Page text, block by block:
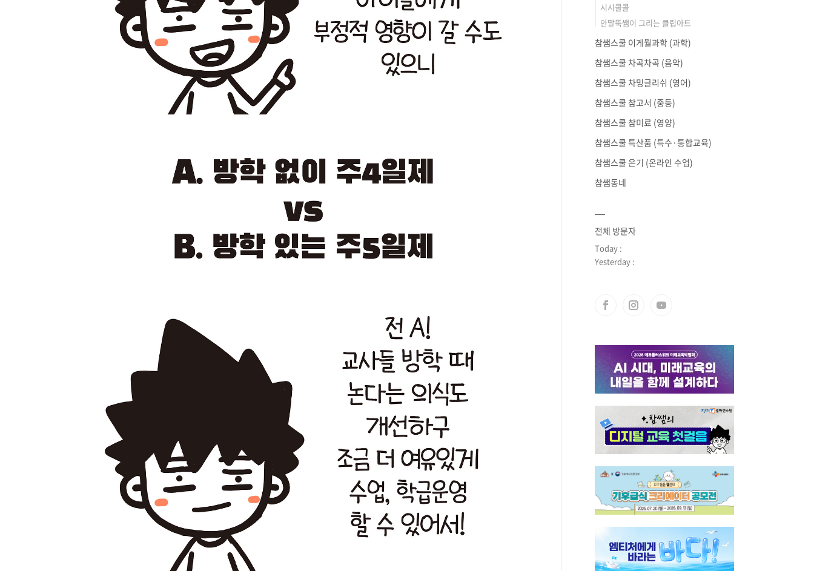
시시콜콜
안말뚝쌤이 그리는 클립아트
참쌤스쿨 이게뭘과학 (과학)
참쌤스쿨 차곡차곡 (음악)
참쌤스쿨 차밍글리쉬 (영어)
참쌤스쿨 참고서 (중등)
참쌤스쿨 참미료 (영양)
참쌤스쿨 특산품 (특수·통합교육)
참쌤스쿨 온기 (온라인 수업)
참쌤동네
전체 방문자
Today :
Yesterday :